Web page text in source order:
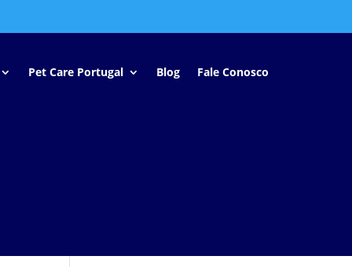
Pet Care Portugal Blog Fale Conosco